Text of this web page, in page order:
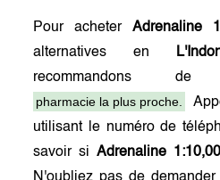
Pour acheterAdrenaline
alternatives en
recommandons
pharmacie la plus proche.
utilisant le numéro de
savoir siAdrenaline